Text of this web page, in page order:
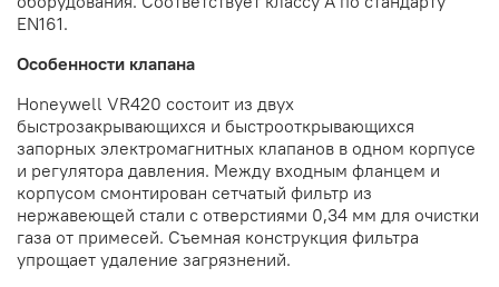
EN161.
Особенности клапана
Honeywell VR420 состоит из двух
быстрозакрывающихся и быстрооткрывающихся
запорных электромагнитных клапанов в одном корпусе
и регулятора давления. Между входным фланцем и
корпусом смонтирован сетчатый фильтр из
нержавеющей стали с отверстиями 0,34 мм для очистки
газа от примесей. Съемная конструкция фильтра
упрощает удаление загрязнений.